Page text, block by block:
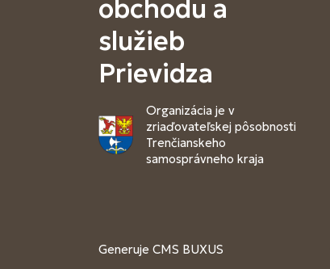
obchodu a
služieb
Prievidza
Organizácia je v
zriaďovateľskej pôsobnosti
Trenčianskeho
samosprávneho kraja
Generuje CMS BUXUS